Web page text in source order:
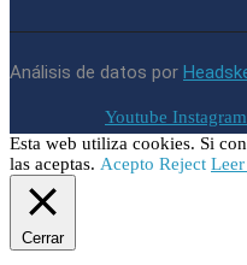
Análisis de datos por
Youtube Instagram
Esta web utiliza cookies. Si
las aceptas. Acepto Reject
Cerrar